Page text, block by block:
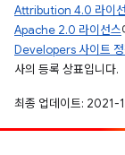
Attribution 4.0 라이
Apache 2.0 라이선스
Developers 사이트 정
사의 등록 상표입니다.
최종 업데이트: 2021-